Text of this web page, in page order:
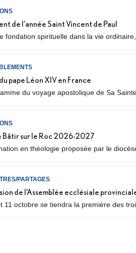
de l’année Saint Vincent de Paul
fondation spirituelle dans la vie
pape Léon XIV en France
du voyage apostolique de Sa
Bâtir sur le Roc 2026-2027
en théologie proposée par le
PARTAGES
de l’Assemblée ecclésiale
11 octobre se tiendra la première des